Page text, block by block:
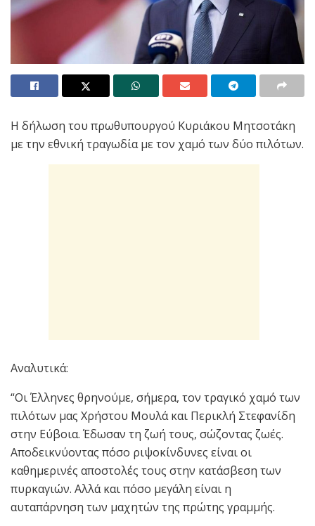
Η δήλωση του πρωθυπουργού Κυριάκου Μητσοτάκη
με την εθνική τραγωδία με τον χαμό των δύο πιλότων.
Αναλυτικά:
“Οι Έλληνες θρηνούμε, σήμερα, τον τραγικό χαμό των
πιλότων μας Χρήστου Μουλά και Περικλή Στεφανίδη
στην Εύβοια. Έδωσαν τη ζωή τους, σώζοντας ζωές.
Αποδεικνύοντας πόσο ριψοκίνδυνες είναι οι
καθημερινές αποστολές τους στην κατάσβεση των
πυρκαγιών. Αλλά και πόσο μεγάλη είναι η
αυταπάρνηση των μαχητών της πρώτης γραμμής.